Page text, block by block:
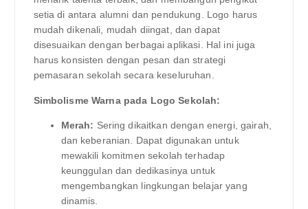
setia di antara alumni dan pendukung. Logo harus
mudah dikenali, mudah diingat, dan dapat
disesuaikan dengan berbagai aplikasi. Hal ini juga
harus konsisten dengan pesan dan strategi
pemasaran sekolah secara keseluruhan.
Simbolisme Warna pada Logo Sekolah:
Merah: Sering dikaitkan dengan energi, gairah,
dan keberanian. Dapat digunakan untuk
mewakili komitmen sekolah terhadap
keunggulan dan dedikasinya untuk
mengembangkan lingkungan belajar yang
dinamis.